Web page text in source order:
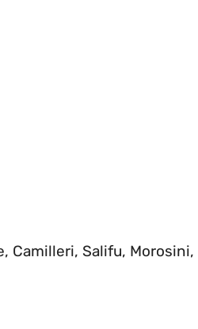
Salifu, Morosini,